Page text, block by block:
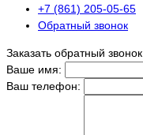
+7 (861) 205-05-65
Обратный звонок
Заказать обратный звонок
Ваше имя:
Ваш телефон: